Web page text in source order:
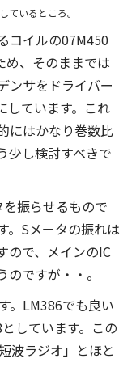
いるところ。
コイルの07M450
め、そのままでは
ンサをドライバー
しています。これ
にはかなり巻数比
少し検討すべきで
振らせるもので
。Sメータの振れは
ので、メインのIC
ですが・・。
。LM386でも良い
しています。この
波ラジオ」とほと